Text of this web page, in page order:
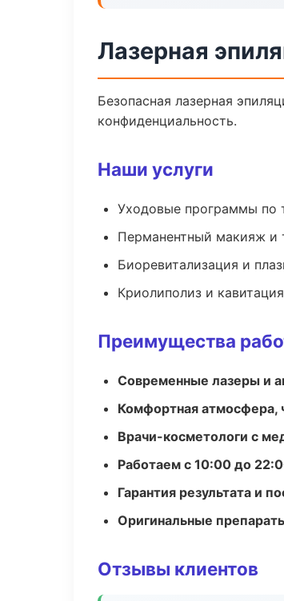
Лазерная
Безопасная лазерная
конфиденциальность.
Наши услуги
Уходовые программы по
Перманентный макияж и
Биоревитализация и
Криолиполиз и кавитация
Преимущества
Современные лазеры и
Комфортная атмосфера,
Врачи-косметологи с
Работаем с 10:00 до
Гарантия результата и
Оригинальные
Отзывы клиентов